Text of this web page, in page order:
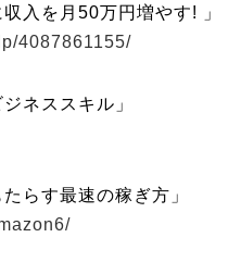
入を月50万円増やす! 」
4087861155/
ネススキル」
らす最速の稼ぎ方」